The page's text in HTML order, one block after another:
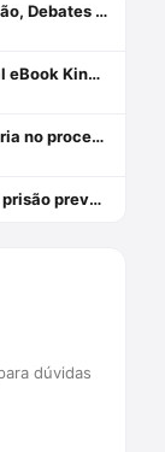
A Teoria da Cegueira Deliberada - Evolução, Debates Dogmáticos, Propostas, Dificuldades de Aplicabilidade - 2ª Edição (2022) Capa comum 1 janeiro 2019
OSINT do zero à investigação profissional eBook Kindle
A teoria da perda de uma chance probatória no processo penal - julho 2024
A liberdade é a regra: o tempo jurídico da prisão preventiva - julho 2024
dúvidas